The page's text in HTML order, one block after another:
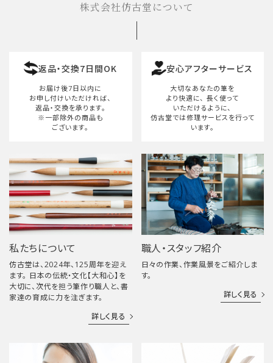
検索する
株式会社仿古堂について
返品・交換7日間OK
お届け後7日以内に
お申し付けいただければ、
返品・交換を承ります。
※一部除外の商品も
ございます。
安心アフターサービス
大切なあなたの筆を
より快適に、 長く使って
いただけるように、
仿古堂では修理サービスを行って
います。
私たちについて
仿古堂は、2024年、125周年を迎え
ます。 日本の伝統・文化【大和心】を
大切に、次代を担う筆作り職人と、書
家達の育成に力を注ぎます。
詳しく見る
職人・スタッフ紹介
日々の作業、作業風景をご紹介しま
す。
詳しく見る